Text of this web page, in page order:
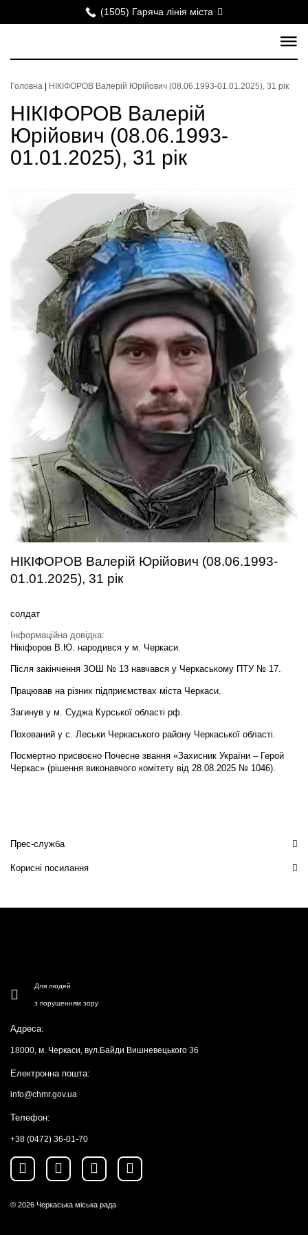
(1505) Гаряча лінія міста
Головна НІКІФОРОВ Валерій Юрійович (08.06.1993-01.01.2025), 31 рік
НІКІФОРОВ Валерій
Юрійович (08.06.1993-
01.01.2025), 31 рік
НІКІФОРОВ Валерій Юрійович (08.06.1993-
01.01.2025), 31 рік
солдат
Інформаційна довідка:
Нікіфоров В.Ю. народився у м. Черкаси.
Після закінчення ЗОШ № 13 навчався у Черкаському ПТУ № 17.
Працював на різних підприємствах міста Черкаси.
Загинув у м. Суджа Курської області рф.
Похований у с. Леськи Черкаського району Черкаської області.
Посмертно присвоєно Почесне звання «Захисник України – Герой
Черкас» (рішення виконавчого комітету від 28.08.2025 № 1046).
Прес-служба
Корисні посилання
Для людей
з порушенням зору
Адреса:
18000, м. Черкаси, вул.Байди Вишневецького 36
Електронна пошта:
info@chmr.gov.ua
Телефон:
+38 (0472) 36-01-70
© 2026 Черкаська міська рада